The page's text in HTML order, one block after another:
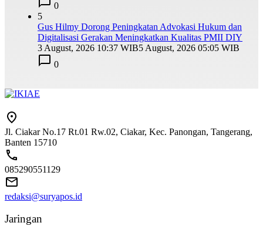
0
5
Gus Hilmy Dorong Peningkatan Advokasi Hukum dan
Digitalisasi Gerakan Meningkatkan Kualitas PMII DIY
3 August, 2026 10:37 WIB5 August, 2026 05:05 WIB
0
Jl. Ciakar No.17 Rt.01 Rw.02, Ciakar, Kec. Panongan, Tangerang,
Banten 15710
085290551129
redaksi@suryapos.id
Jaringan